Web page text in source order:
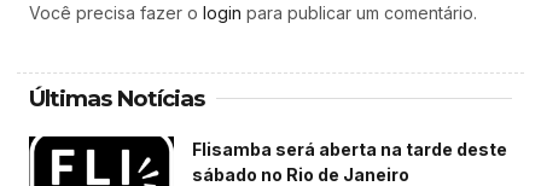
Você precisa fazer o login para publicar um comentário.
Últimas Notícias
Flisamba será aberta na tarde deste
sábado no Rio de Janeiro